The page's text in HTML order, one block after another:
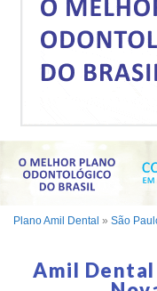
Plano Amil Dental » São
Amil